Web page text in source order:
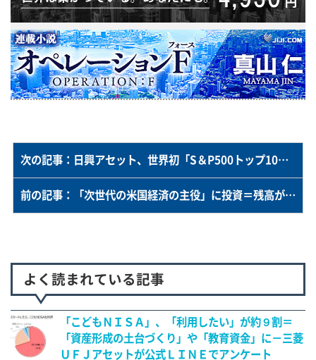
次の記事：日興アセット、世界初「S＆P500トップ10指数」のファンド設定へ＝時代をけん引する米国優良株に集中投資－Tracersシリーズの第７弾
前の記事：「次世代の米国経済の主役」に投資＝残高が１０００億円を突破－三菱ＵＦＪアセット「メジャー・リーダー」の西氏に聞く
よく読まれている記事
「こどもＮＩＳＡ」、「利用したい」が約９割＝
「資産形成の土台づくり」や「教育資金」に－三菱
ＵＦＪアセットが公式ＬＩＮＥでアンケート